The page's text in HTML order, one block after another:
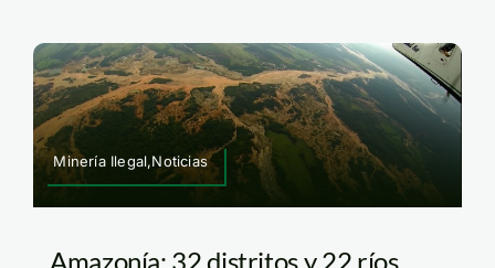
Minería Ilegal,Noticias
Amazonía: 32 distritos y 22 ríos